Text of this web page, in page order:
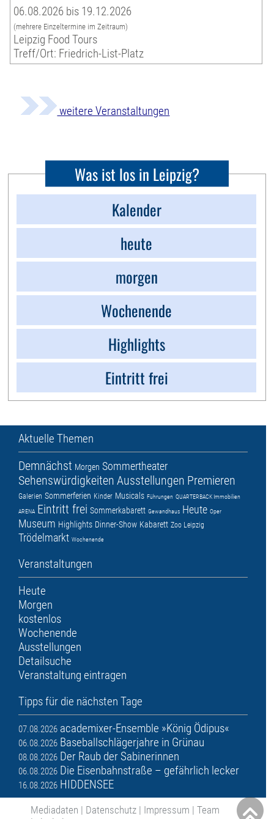
06.08.2026 bis 19.12.2026
(mehrere Einzeltermine im Zeitraum)
Leipzig Food Tours
Treff/Ort: Friedrich-List-Platz
weitere Veranstaltungen
Was ist los in Leipzig?
Kalender
heute
morgen
Wochenende
Highlights
Eintritt frei
Aktuelle Themen
Demnächst Morgen Sommertheater
Sehenswürdigkeiten Ausstellungen Premieren
Galerien Sommerferien Kinder Musicals Führungen QUARTERBACK Immobilien
ARENA Eintritt frei Sommerkabarett Gewandhaus Heute Oper
Museum Highlights Dinner-Show Kabarett Zoo Leipzig
Trödelmarkt Wochenende
Veranstaltungen
Heute
Morgen
kostenlos
Wochenende
Ausstellungen
Detailsuche
Veranstaltung eintragen
Tipps für die nächsten Tage
07.08.2026 academixer-Ensemble »König Ödipus«
06.08.2026 Baseballschlägerjahre in Grünau
08.08.2026 Der Raub der Sabinerinnen
06.08.2026 Die Eisenbahnstraße – gefährlich lecker
16.08.2026 HIDDENSEE
Mediadaten | Datenschutz | Impressum | Team